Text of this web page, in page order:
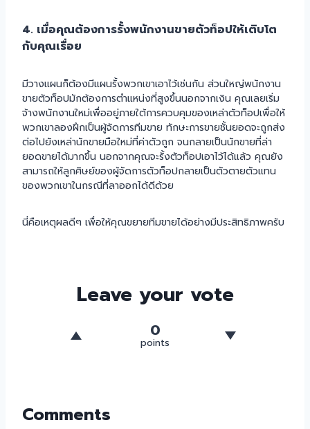
4. เมื่อคุณต้องการรั้งพนักงานขายตัวท็อปให้เติบโต
กับคุณเรื่อย
มีวางแผนก็ต้องมีแผนรั้งพวกเขาเอาไว้เช่นกัน ส่วนใหญ่พนักงาน
ขายตัวท็อปมักต้องการตำแหน่งที่สูงขึ้นนอกจากเงิน คุณเลยเริ่ม
จ้างพนักงานใหม่เพื่ออยู่ภายใต้การควบคุมของเหล่าตัวท็อปเพื่อให้
พวกเขาลองฝึกเป็นผู้จัดการทีมขาย ทักษะการขายชั้นยอดจะถูกส่ง
ต่อไปยังเหล่านักขายมือใหม่ที่ค่าตัวถูก จนกลายเป็นนักขายที่ล่า
ยอดขายได้มากขึ้น นอกจากคุณจะรั้งตัวท็อปเอาไว้ได้แล้ว คุณยัง
สามารถให้ลูกศิษย์ของผู้จัดการตัวท็อปกลายเป็นตัวตายตัวแทน
ของพวกเขาในกรณีที่ลาออกได้ดีด้วย
นี่คือเหตุผลดีๆ เพื่อให้คุณขยายทีมขายได้อย่างมีประสิทธิภาพครับ
Leave your vote
0
points
Comments